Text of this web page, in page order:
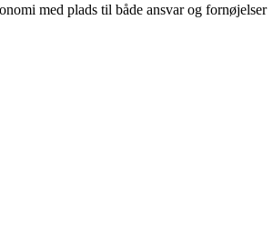
med plads til både ansvar og fornøjelser